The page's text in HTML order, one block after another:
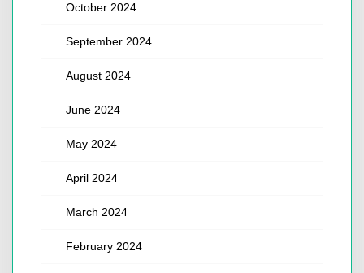
October 2024
September 2024
August 2024
June 2024
May 2024
April 2024
March 2024
February 2024